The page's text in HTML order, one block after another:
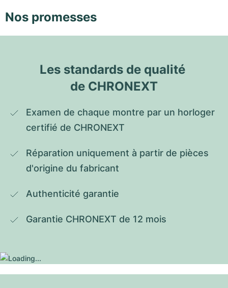
Nos promesses
Les standards de qualité
de CHRONEXT
Examen de chaque montre par un horloger
certifié de CHRONEXT
Réparation uniquement à partir de pièces
d'origine du fabricant
Authenticité garantie
Garantie CHRONEXT de 12 mois